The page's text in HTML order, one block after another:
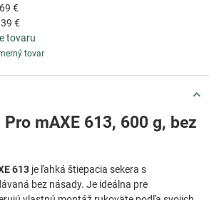
€
€
tovaru
tovar
Pro mAXE 613, 600 g, bez
613 je ľahká štiepacia sekera s
bez násady. Je ideálna pre